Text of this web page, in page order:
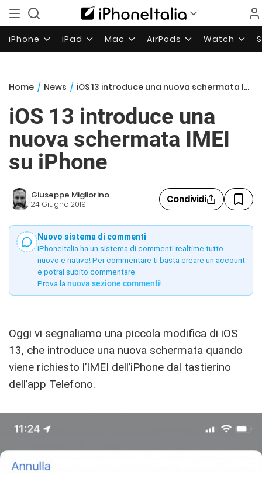
iPhone iPad Mac AirPods Watch
Home / News / iOS 13 introduce una nuova schermata IMEI su iPhone
iOS 13 introduce una
nuova schermata IMEI
su iPhone
Giuseppe Migliorino
24 Giugno 2019 Condividi
Nuovo sistema di commenti
iPhoneItalia ha un sistema di commenti realtime tutto
nuovo e nativo! Per commentare ti basta creare un account
e potrai subito commentare.
Prova la nuova sezione commenti!
Oggi vi segnaliamo una piccola modifica di iOS
13, che introduce una nuova schermata quando
viene richiesto l’IMEI dell’iPhone dal tastierino
dell’app Telefono.